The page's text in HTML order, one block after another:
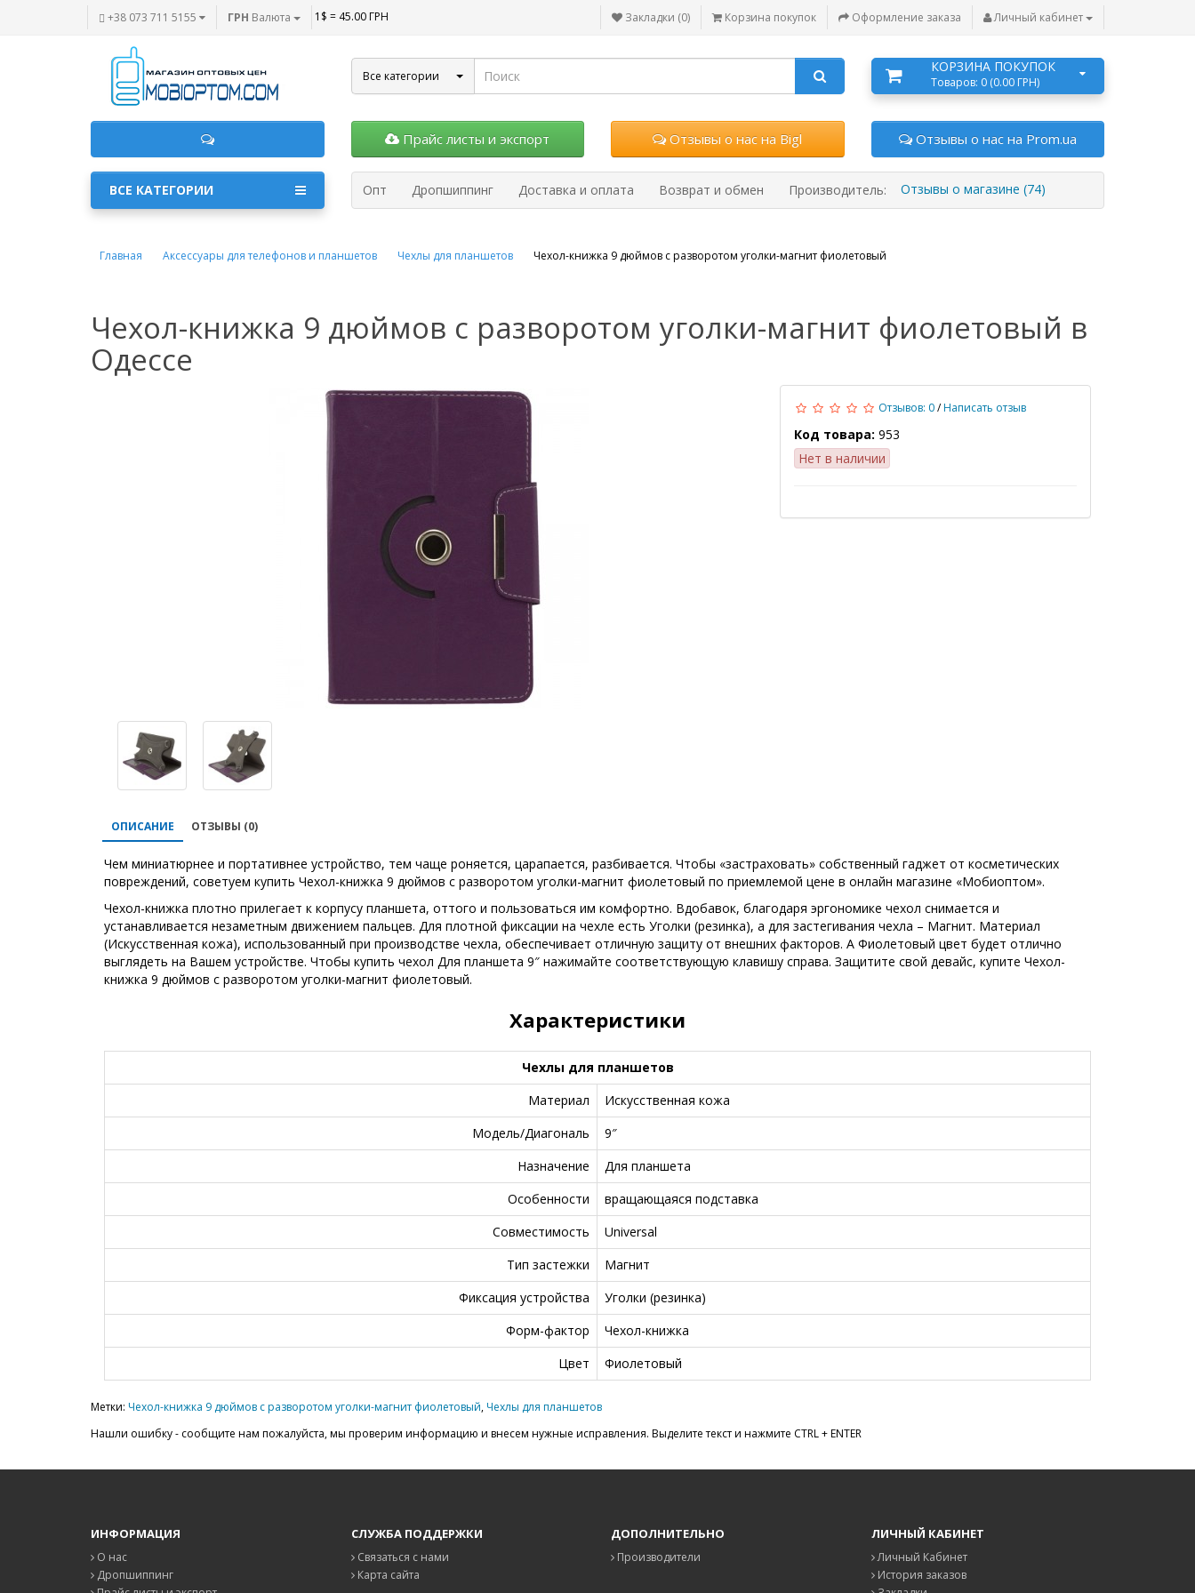
+38 073 711 5155 ГРН Валюта 1$ = 45.00 ГРН Закладки (0) Корзина покупок Оформление заказа Личный кабинет
Все категории
КОРЗИНА ПОКУПОК
Товаров: 0 (0.00 ГРН)
Прайс листы и экспорт Отзывы о нас на Bigl Отзывы о нас на Prom.ua
Опт Дропшиппинг Доставка и оплата Возврат и обмен Производитель: Отзывы о магазине (74)
ВСЕ КАТЕГОРИИ
Главная Аксессуары для телефонов и планшетов Чехлы для планшетов Чехол-книжка 9 дюймов с разворотом уголки-магнит фиолетовый
Чехол-книжка 9 дюймов с разворотом уголки-магнит фиолетовый в
Одессе
Отзывов: 0/Написать отзыв
Код товара: 953
Нет в наличии
ОПИСАНИЕ ОТЗЫВЫ (0)
Чем миниатюрнее и портативнее устройство, тем чаще роняется, царапается, разбивается. Чтобы «застраховать» собственный гаджет от косметических
повреждений, советуем купить Чехол-книжка 9 дюймов с разворотом уголки-магнит фиолетовый по приемлемой цене в онлайн магазине «Мобиоптом».
Чехол-книжка плотно прилегает к корпусу планшета, оттого и пользоваться им комфортно. Вдобавок, благодаря эргономике чехол снимается и
устанавливается незаметным движением пальцев. Для плотной фиксации на чехле есть Уголки (резинка), а для застегивания чехла – Магнит. Материал
(Искусственная кожа), использованный при производстве чехла, обеспечивает отличную защиту от внешних факторов. А Фиолетовый цвет будет отлично
выглядеть на Вашем устройстве. Чтобы купить чехол Для планшета 9″ нажимайте соответствующую клавишу справа. Защитите свой девайс, купите Чехол-
книжка 9 дюймов с разворотом уголки-магнит фиолетовый.
Характеристики
Чехлы для планшетов
Материал
Искусственная кожа
Модель/Диагональ
9″
Назначение
Для планшета
Особенности
вращающаяся подставка
Совместимость
Universal
Тип застежки
Магнит
Фиксация устройства
Уголки (резинка)
Форм-фактор
Чехол-книжка
Цвет
Фиолетовый
Метки: Чехол-книжка 9 дюймов с разворотом уголки-магнит фиолетовый,Чехлы для планшетов
Нашли ошибку - сообщите нам пожалуйста, мы проверим информацию и внесем нужные исправления. Выделите текст и нажмите CTRL + ENTER
ИНФОРМАЦИЯ
О нас
Дропшиппинг
СЛУЖБА ПОДДЕРЖКИ
Связаться с нами
Карта сайта
ДОПОЛНИТЕЛЬНО
Производители
ЛИЧНЫЙ КАБИНЕТ
Личный Кабинет
История заказов